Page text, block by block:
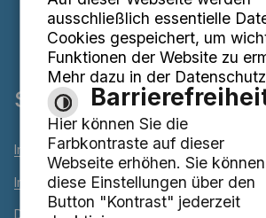
Service
Inhaltsverzeichnis
Impressum
Datenschutzerklärung
ausschließlich essentielle
Cookies gespeichert, um
Funktionen der Website zu
Mehr dazu in der
Hier können Sie die
Farbkontraste auf dieser
Webseite erhöhen. Sie können
diese Einstellungen über den
Button "Kontrast" jederzeit